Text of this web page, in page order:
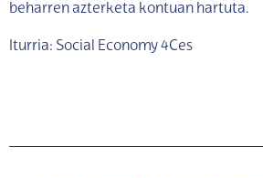
beharren azterketa kontuan hartuta.
Iturria: Social Economy 4Ces